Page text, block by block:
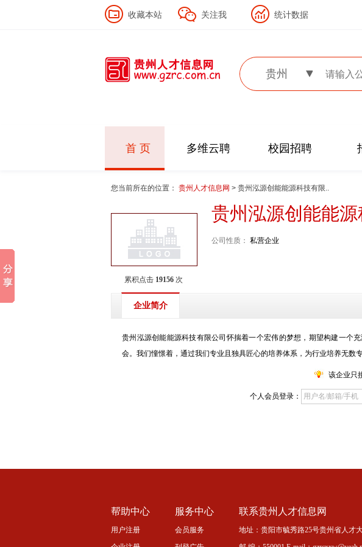
收藏本站 关注我 统计数据
贵州
首 页 多维云聘 校园招聘
您当前所在的位置： 贵州人才信息网 > 贵州泓源创能能源科技有限..
累积点击 19156 次
贵州泓源创能能源
公司性质： 私营企业
企业简介
贵州泓源创能能源科技有限公司怀揣着一个宏伟的梦想，期望构建一个
会。我们憧憬着，通过我们专业且独具匠心的培养体系，为行业培养无数
该企业只
个人会员登录：
帮助中心
用户注册
服务中心
会员服务
联系贵州人才信息网
地址：贵阳市毓秀路25号贵州省人才